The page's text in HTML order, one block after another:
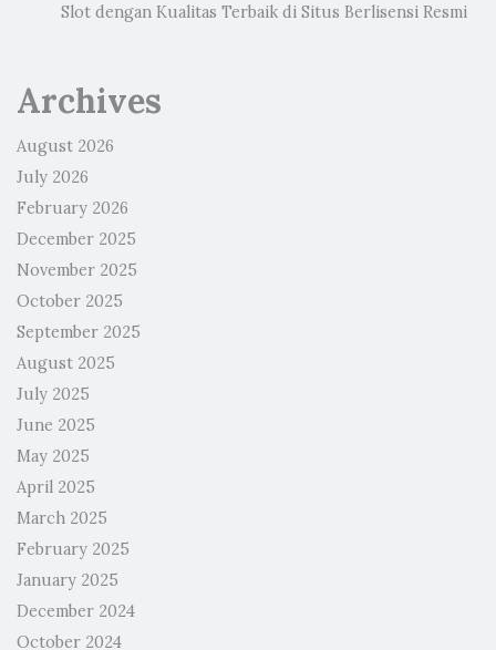
Slot dengan Kualitas Terbaik di Situs Berlisensi Resmi
Archives
August 2026
July 2026
February 2026
December 2025
November 2025
October 2025
September 2025
August 2025
July 2025
June 2025
May 2025
April 2025
March 2025
February 2025
January 2025
December 2024
October 2024